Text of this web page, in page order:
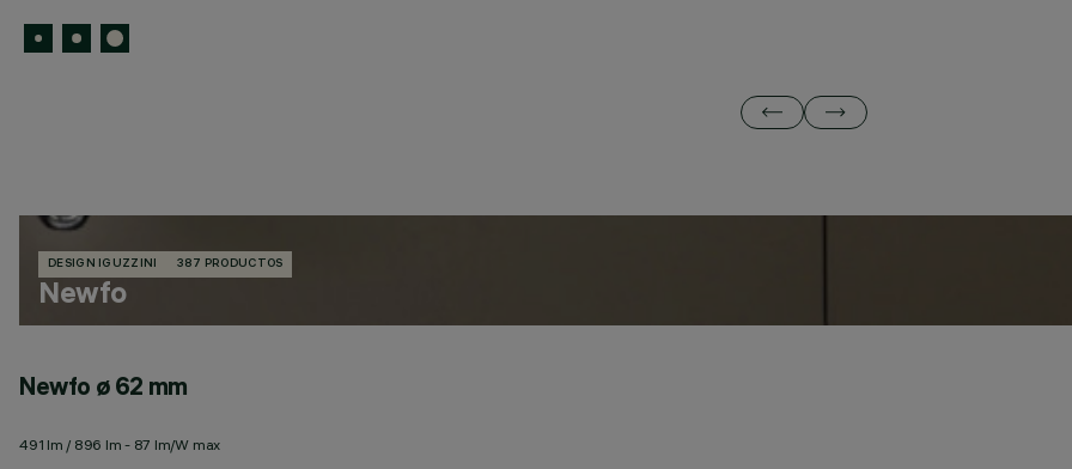
DESIGN IGUZZINI 387 PRODUCTOS
Newfo
Newfo ø 62 mm
491 lm / 896 lm - 87 lm/W max